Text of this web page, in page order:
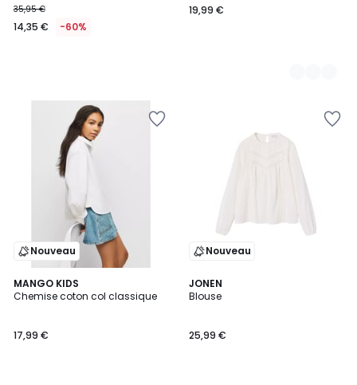
35,95 €
14,35 € -60%
19,99 €
Nouveau
MANGO KIDS
Chemise coton col classique
17,99 €
2
Couleurs
Nouveau
JONEN
Blouse
25,99 €